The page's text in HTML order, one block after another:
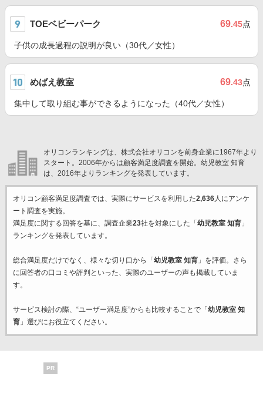
TOEベビーパーク 69.45点
子供の成長過程の説明が良い（30代／女性）
めばえ教室 69.43点
集中して取り組む事ができるようになった（40代／女性）
オリコンランキングは、株式会社オリコンを前身企業に1967年より
スタート。2006年からは顧客満足度調査を開始。幼児教室 知育
は、2016年よりランキングを発表しています。
オリコン顧客満足度調査では、実際にサービスを利用した2,636人にアンケ
ート調査を実施。
満足度に関する回答を基に、調査企業23社を対象にした「 幼児教室 知育」
ランキングを発表しています。
総合満足度だけでなく、様々な切り口から「 幼児教室 知育」を評価。さら
に回答者の口コミや評判といった、実際のユーザーの声も掲載していま
す。
サービス検討の際、“ユーザー満足度”からも比較することで「 幼児教室 知
育」選びにお役立てください。
PR